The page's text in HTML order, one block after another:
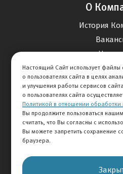
О
История
Карта
+7 495
Настоящий Сайт использует
о пользователях сайта в целях
и улучшения работы сервисов
о пользователях сайта
Политикой в отношении обработки
Вы продолжите пользоваться
считать, что Вы согласны с
Вы можете запретить сохранение
браузера.